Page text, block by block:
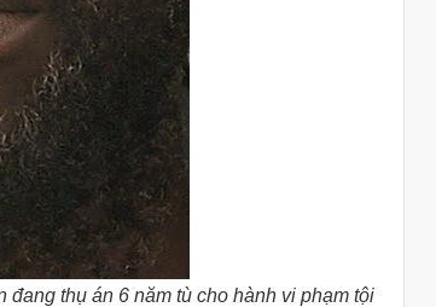
thụ án 6 năm tù cho hành vi phạm tội